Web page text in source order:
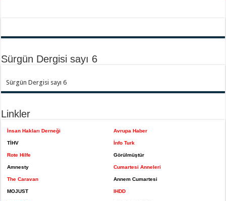
Sürgün Dergisi sayı 6
Sürgün Dergisi sayı 6
Linkler
İnsan Hakları Derneği
TİHV
Rote Hilfe
Amnesty
The Caravan
MOJUST
Avrupa Haber
İnfo Turk
Görülmüştür
Cumartesi Anneleri
Annem Cumartesi
IHDD